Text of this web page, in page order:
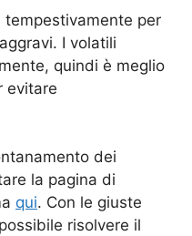
per
I volatili
quindi è meglio
evitare
dei
la pagina di
qui. Con le giuste
risolvere il